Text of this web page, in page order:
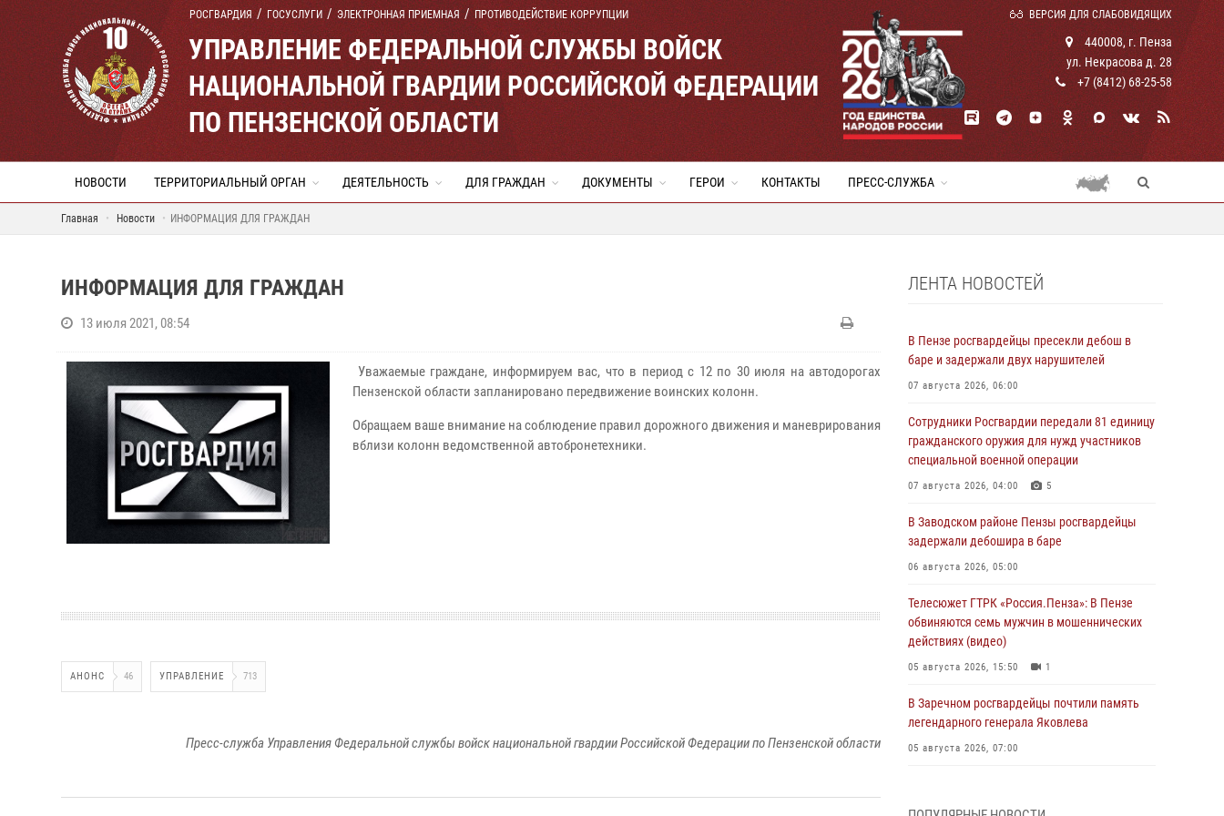
РОСГВАРДИЯ ГОСУСЛУГИ ЭЛЕКТРОННАЯ ПРИЕМНАЯ ПРОТИВОДЕЙСТВИЕ КОРРУПЦИИ ВЕРСИЯ ДЛЯ СЛАБОВИДЯЩИХ
УПРАВЛЕНИЕ ФЕДЕРАЛЬНОЙ СЛУЖБЫ ВОЙСК
НАЦИОНАЛЬНОЙ ГВАРДИИ РОССИЙСКОЙ ФЕДЕРАЦИИ
ПО ПЕНЗЕНСКОЙ ОБЛАСТИ
440008, г. Пенза
ул. Некрасова д. 28
+7 (8412) 68-25-58
НОВОСТИ ТЕРРИТОРИАЛЬНЫЙ ОРГАН ДЕЯТЕЛЬНОСТЬ ДЛЯ ГРАЖДАН ДОКУМЕНТЫ ГЕРОИ КОНТАКТЫ ПРЕСС-СЛУЖБА
Главная Новости ИНФОРМАЦИЯ ДЛЯ ГРАЖДАН
ИНФОРМАЦИЯ ДЛЯ ГРАЖДАН
13 июля 2021, 08:54
Уважаемые граждане, информируем вас, что в период с 12 по 30 июля на автодорогах
Пензенской области запланировано передвижение воинских колонн.
Обращаем ваше внимание на соблюдение правил дорожного движения и маневрирования
вблизи колонн ведомственной автобронетехники.
АНОНС 46 УПРАВЛЕНИЕ 713
Пресс-служба Управления Федеральной службы войск национальной гвардии Российской Федерации по Пензенской области
ЛЕНТА НОВОСТЕЙ
В Пензе росгвардейцы пресекли дебош в
баре и задержали двух нарушителей
07 августа 2026, 06:00
Сотрудники Росгвардии передали 81 единицу
гражданского оружия для нужд участников
специальной военной операции
07 августа 2026, 04:00 5
В Заводском районе Пензы росгвардейцы
задержали дебошира в баре
06 августа 2026, 05:00
Телесюжет ГТРК «Россия.Пенза»: В Пензе
обвиняются семь мужчин в мошеннических
действиях (видео)
05 августа 2026, 15:50 1
В Заречном росгвардейцы почтили память
легендарного генерала Яковлева
05 августа 2026, 07:00